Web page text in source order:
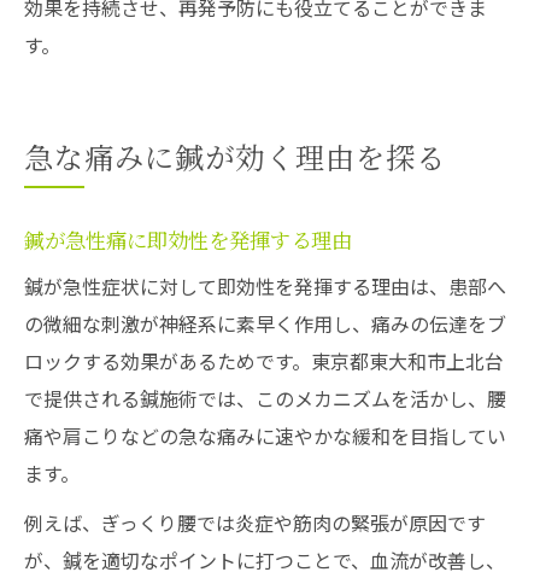
効果を持続させ、再発予防にも役立てることができま
す。
急な痛みに鍼が効く理由を探る
鍼が急性痛に即効性を発揮する理由
鍼が急性症状に対して即効性を発揮する理由は、患部へ
の微細な刺激が神経系に素早く作用し、痛みの伝達をブ
ロックする効果があるためです。東京都東大和市上北台
で提供される鍼施術では、このメカニズムを活かし、腰
痛や肩こりなどの急な痛みに速やかな緩和を目指してい
ます。
例えば、ぎっくり腰では炎症や筋肉の緊張が原因です
が、鍼を適切なポイントに打つことで、血流が改善し、